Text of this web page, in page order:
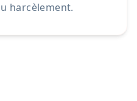
harcèlement.